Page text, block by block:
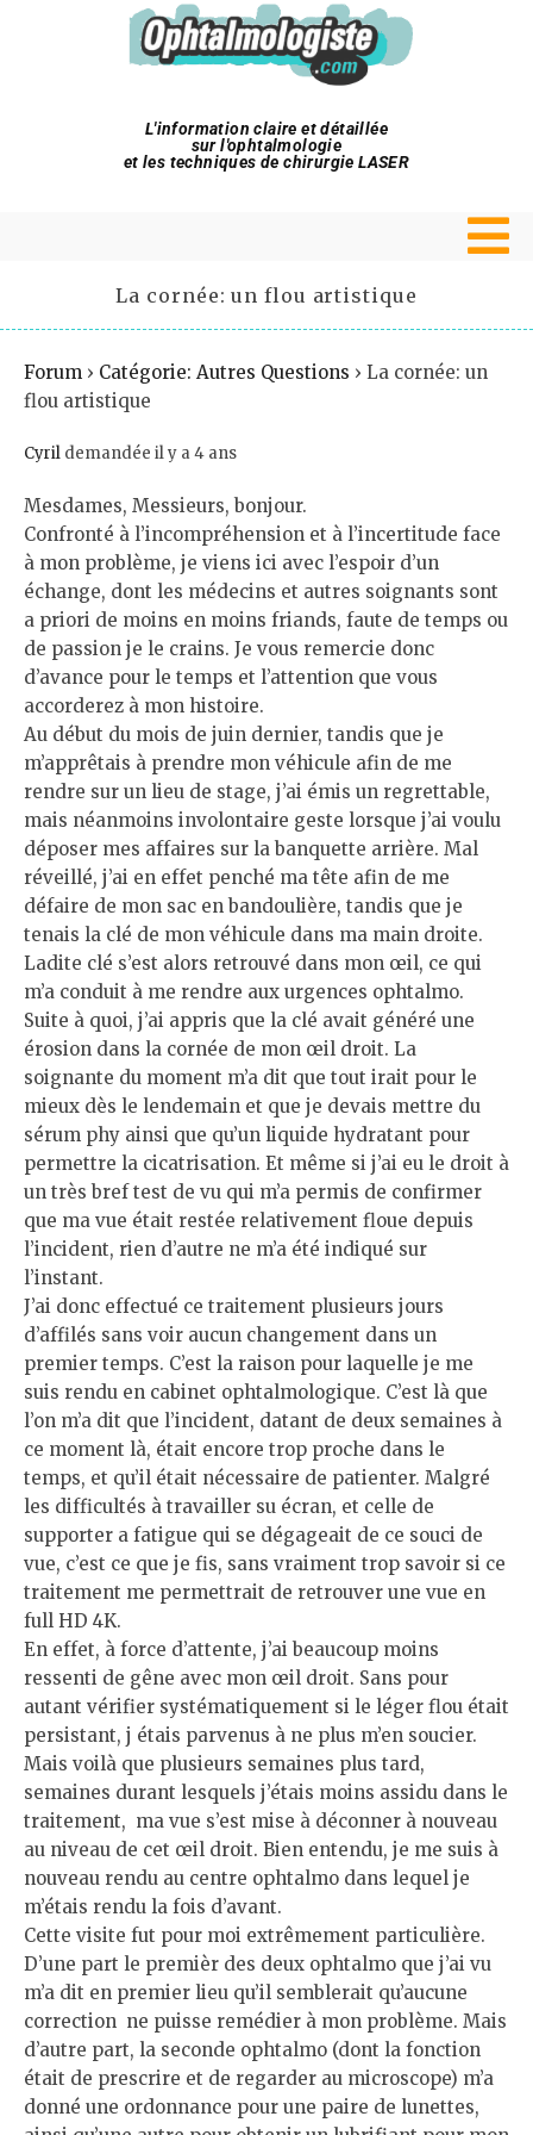
L'information claire et détaillée
sur l'ophtalmologie
et les techniques de chirurgie LASER
La cornée: un flou artistique
Forum › Catégorie: Autres Questions › La cornée: un
flou artistique
Cyril demandée il y a 4 ans
Mesdames, Messieurs, bonjour.
Confronté à l’incompréhension et à l’incertitude face
à mon problème, je viens ici avec l’espoir d’un
échange, dont les médecins et autres soignants sont
a priori de moins en moins friands, faute de temps ou
de passion je le crains. Je vous remercie donc
d’avance pour le temps et l’attention que vous
accorderez à mon histoire.
Au début du mois de juin dernier, tandis que je
m’apprêtais à prendre mon véhicule afin de me
rendre sur un lieu de stage, j’ai émis un regrettable,
mais néanmoins involontaire geste lorsque j’ai voulu
déposer mes affaires sur la banquette arrière. Mal
réveillé, j’ai en effet penché ma tête afin de me
défaire de mon sac en bandoulière, tandis que je
tenais la clé de mon véhicule dans ma main droite.
Ladite clé s’est alors retrouvé dans mon œil, ce qui
m’a conduit à me rendre aux urgences ophtalmo.
Suite à quoi, j’ai appris que la clé avait généré une
érosion dans la cornée de mon œil droit. La
soignante du moment m’a dit que tout irait pour le
mieux dès le lendemain et que je devais mettre du
sérum phy ainsi que qu’un liquide hydratant pour
permettre la cicatrisation. Et même si j’ai eu le droit à
un très bref test de vu qui m’a permis de confirmer
que ma vue était restée relativement floue depuis
l’incident, rien d’autre ne m’a été indiqué sur
l’instant.
J’ai donc effectué ce traitement plusieurs jours
d’affilés sans voir aucun changement dans un
premier temps. C’est la raison pour laquelle je me
suis rendu en cabinet ophtalmologique. C’est là que
l’on m’a dit que l’incident, datant de deux semaines à
ce moment là, était encore trop proche dans le
temps, et qu’il était nécessaire de patienter. Malgré
les difficultés à travailler su écran, et celle de
supporter a fatigue qui se dégageait de ce souci de
vue, c’est ce que je fis, sans vraiment trop savoir si ce
traitement me permettrait de retrouver une vue en
full HD 4K.
En effet, à force d’attente, j’ai beaucoup moins
ressenti de gêne avec mon œil droit. Sans pour
autant vérifier systématiquement si le léger flou était
persistant, j étais parvenus à ne plus m’en soucier.
Mais voilà que plusieurs semaines plus tard,
semaines durant lesquels j’étais moins assidu dans le
traitement, ma vue s’est mise à déconner à nouveau
au niveau de cet œil droit. Bien entendu, je me suis à
nouveau rendu au centre ophtalmo dans lequel je
m’étais rendu la fois d’avant.
Cette visite fut pour moi extrêmement particulière.
D’une part le premièr des deux ophtalmo que j’ai vu
m’a dit en premier lieu qu’il semblerait qu’aucune
correction ne puisse remédier à mon problème. Mais
d’autre part, la seconde ophtalmo (dont la fonction
était de prescrire et de regarder au microscope) m’a
donné une ordonnance pour une paire de lunettes,